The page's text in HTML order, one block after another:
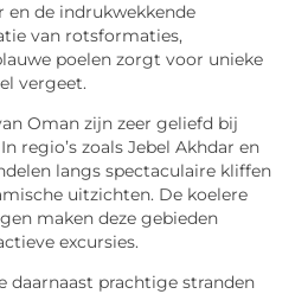
en de indrukwekkende
van rotsformaties,
poelen zorgt voor unieke
vergeet.
Oman zijn zeer geliefd bij
regio’s zoals Jebel Akhdar en
langs spectaculaire kliffen
uitzichten. De koelere
maken deze gebieden
excursies.
daarnaast prachtige stranden